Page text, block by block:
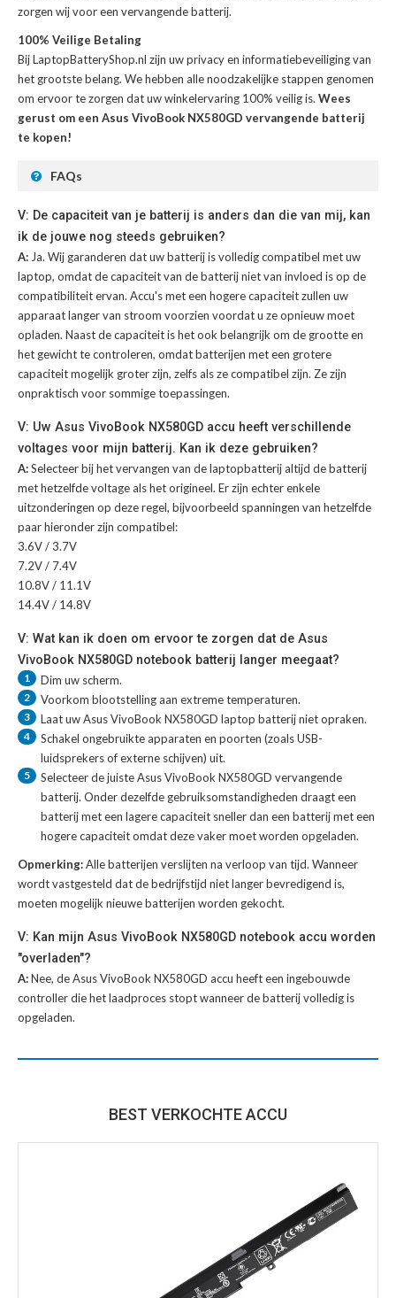
zorgen wij voor een vervangende batterij.
100% Veilige Betaling
Bij LaptopBatteryShop.nl zijn uw privacy en informatiebeveiliging van
het grootste belang. We hebben alle noodzakelijke stappen genomen
om ervoor te zorgen dat uw winkelervaring 100% veilig is. Wees
gerust om een Asus VivoBook NX580GD vervangende batterij
te kopen!
FAQs
V: De capaciteit van je batterij is anders dan die van mij, kan
ik de jouwe nog steeds gebruiken?
A: Ja. Wij garanderen dat uw batterij is volledig compatibel met uw
laptop, omdat de capaciteit van de batterij niet van invloed is op de
compatibiliteit ervan. Accu's met een hogere capaciteit zullen uw
apparaat langer van stroom voorzien voordat u ze opnieuw moet
opladen. Naast de capaciteit is het ook belangrijk om de grootte en
het gewicht te controleren, omdat batterijen met een grotere
capaciteit mogelijk groter zijn, zelfs als ze compatibel zijn. Ze zijn
onpraktisch voor sommige toepassingen.
V: Uw Asus VivoBook NX580GD accu heeft verschillende
voltages voor mijn batterij. Kan ik deze gebruiken?
A:Selecteer bij het vervangen van de laptopbatterij altijd de batterij
met hetzelfde voltage als het origineel. Er zijn echter enkele
uitzonderingen op deze regel, bijvoorbeeld spanningen van hetzelfde
paar hieronder zijn compatibel:
3.6V / 3.7V
7.2V / 7.4V
10.8V / 11.1V
14.4V / 14.8V
V: Wat kan ik doen om ervoor te zorgen dat de Asus
VivoBook NX580GD notebook batterij langer meegaat?
1 Dim uw scherm.
2 Voorkom blootstelling aan extreme temperaturen.
3 Laat uwAsus VivoBook NX580GD laptop batterijniet opraken.
4
Schakel ongebruikte apparaten en poorten (zoals USB-
luidsprekers of externe schijven) uit.
5 Selecteer de juisteAsus VivoBook NX580GD vervangende
batterij. Onder dezelfde gebruiksomstandigheden draagt een
batterij met een lagere capaciteit sneller dan een batterij met een
hogere capaciteit omdat deze vaker moet worden opgeladen.
Opmerking:Alle batterijen verslijten na verloop van tijd. Wanneer
wordt vastgesteld dat de bedrijfstijd niet langer bevredigend is,
moeten mogelijk nieuwe batterijen worden gekocht.
V: Kan mijn Asus VivoBook NX580GD notebook accu worden
"overladen"?
A:Nee, de Asus VivoBook NX580GD accu heeft een ingebouwde
controller die het laadproces stopt wanneer de batterij volledig is
opgeladen.
BEST VERKOCHTE ACCU